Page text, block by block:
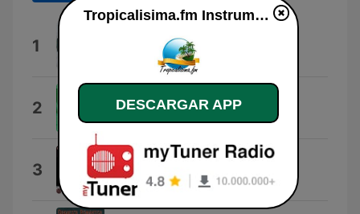
1 La Capital del Mundo
Los Malandrines
2 Pepe
3 Briul
Gheorghe Zamfir & Diane Bish
Tropicalisima.fm Instrumental en vivo
DESCARGAR APP